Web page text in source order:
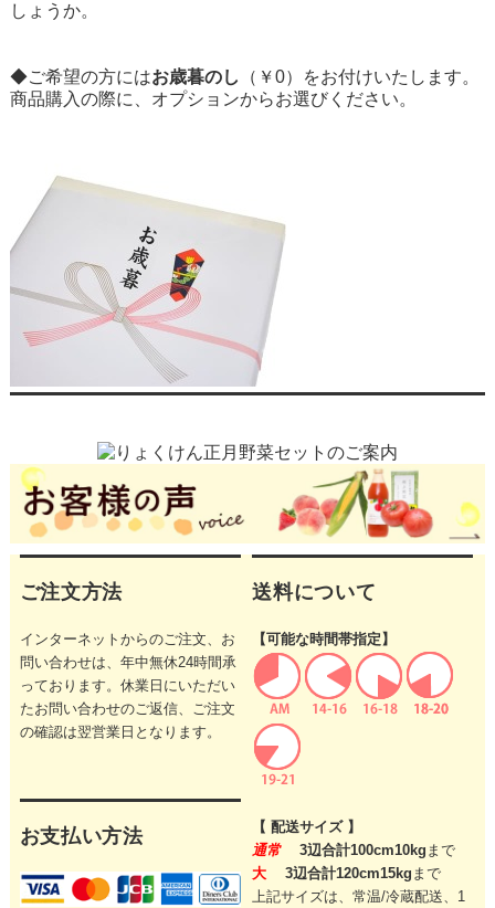
しょうか。
◆ご希望の方にはお歳暮のし
（￥0）をお付けいたします。
商品購入の際に、オプションからお選びください。
ご注文方法
インターネットからのご注文、お
問い合わせは、年中無休24時間承
っております。休業日にいただい
たお問い合わせのご返信、ご注文
の確認は翌営業日となります。
お支払い方法
送料について
【可能な時間帯指定】
【 配送サイズ 】
通常
3辺合計100cm10kg まで
大
3辺合計120cm15kg まで
上記サイズは、常温/冷蔵配送、1